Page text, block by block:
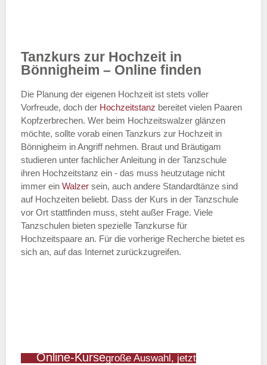
Tanzkurs zur Hochzeit in
Bönnigheim – Online finden
Die Planung der eigenen Hochzeit ist stets voller
Vorfreude, doch der Hochzeitstanz bereitet vielen Paaren
Kopfzerbrechen. Wer beim Hochzeitswalzer glänzen
möchte, sollte vorab einen Tanzkurs zur Hochzeit in
Bönnigheim in Angriff nehmen. Braut und Bräutigam
studieren unter fachlicher Anleitung in der Tanzschule
ihren Hochzeitstanz ein - das muss heutzutage nicht
immer ein Walzer sein, auch andere Standardtänze sind
auf Hochzeiten beliebt. Dass der Kurs in der Tanzschule
vor Ort stattfinden muss, steht außer Frage. Viele
Tanzschulen bieten spezielle Tanzkurse für
Hochzeitspaare an. Für die vorherige Recherche bietet es
sich an, auf das Internet zurückzugreifen.
Online-Kursegroße Auswahl, jetzt